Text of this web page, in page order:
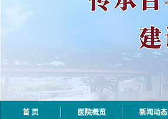
首 页 医院概览 新闻动态